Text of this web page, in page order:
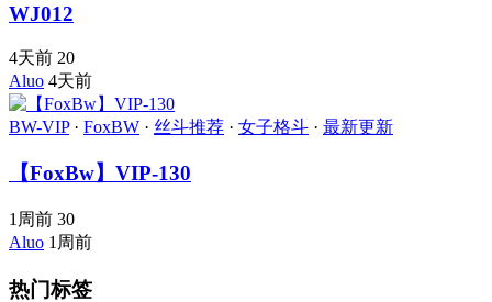
WJ012
4天前 20
Aluo 4天前
BW-VIP· FoxBW · 丝斗推荐 · 女子格斗 · 最新更新
【FoxBw】VIP-130
1周前 30
Aluo 1周前
热门标签